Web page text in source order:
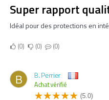
Super rapport
Idéal pour des protections en
0 0 0
B B. Perrier
Achat vérifié
(5.0)